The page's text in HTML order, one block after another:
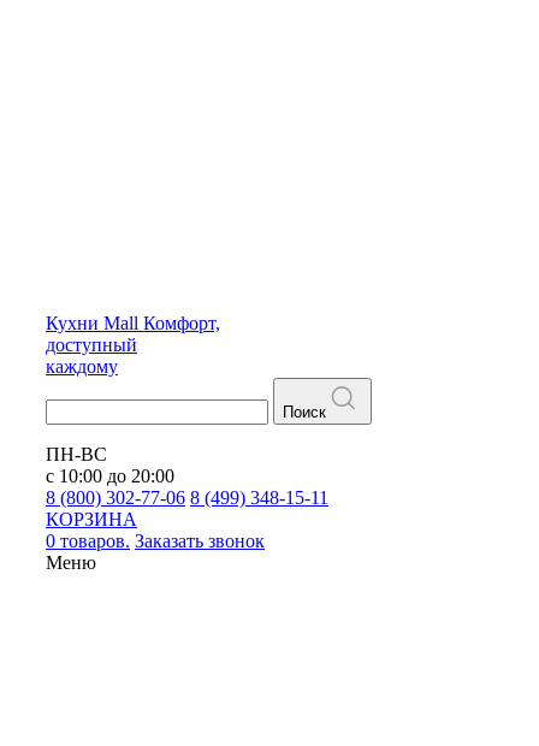
Кухни Mall Комфорт,
доступный
каждому
Поиск
ПН-ВС
с 10:00 до 20:00
8 (800) 302-77-06 8 (499) 348-15-11
КОРЗИНА
0 товаров. Заказать звонок
Меню